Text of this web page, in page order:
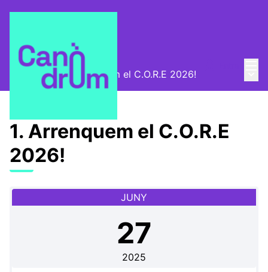
Trobades 1. Arrenquem el C.O.R.E 2026!
1. Arrenquem el C.O.R.E
2026!
JUNY
27
2025